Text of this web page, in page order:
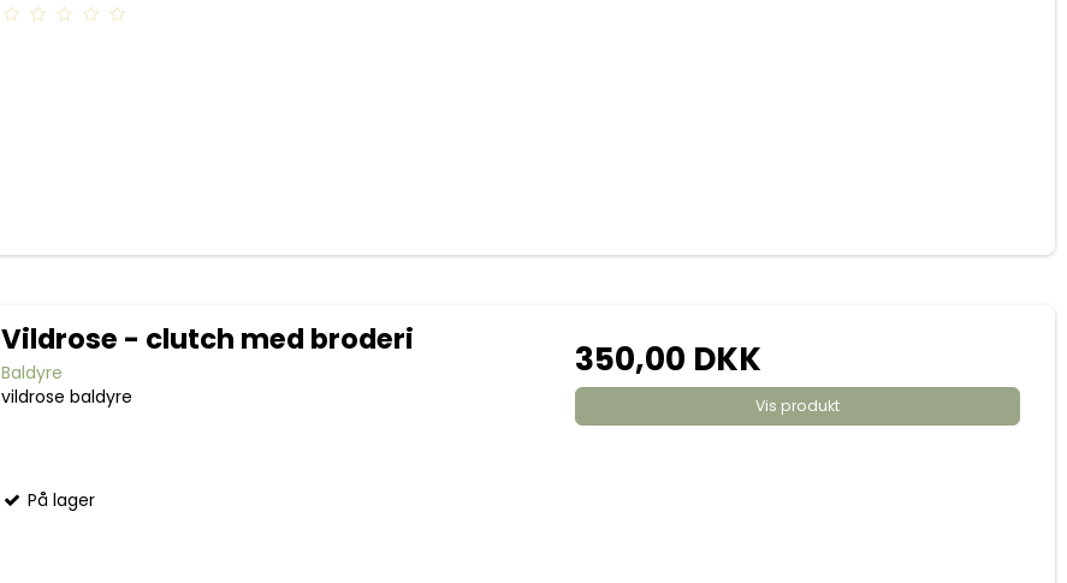
Vildrose - clutch med broderi
Baldyre
vildrose baldyre
På lager
350,00 DKK
Vis produkt